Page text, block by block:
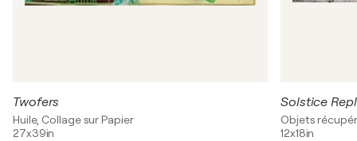
Twofers
Huile, Collage sur Papier
27x39in
Solstice
Objets
12x18in